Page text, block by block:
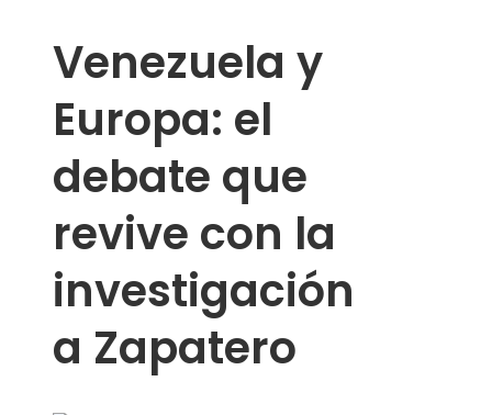
Venezuela y
Europa: el
debate que
revive con la
investigación
a Zapatero